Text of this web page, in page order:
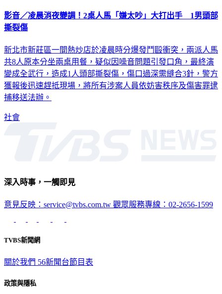
影音／凌晨消夜變調！2桌人馬「嫌太吵」大打出手 1男頭部
撕裂傷
新北市新莊區一間熱炒店於凌晨時分爆發鬥毆衝突，兩派人馬
共8人原本分坐兩桌用餐，疑似因噪音問題引發口角，最終演
變成全武行，造成1人頭部撕裂傷，傷口過深需縫合3針，警方
獲報後迅速趕抵現場，將所有涉案人員依妨害秩序及傷害罪逮
捕移送法辦。
社會
深入時事，一觸即見
意見反映：service@tvbs.com.tw 觀眾服務專線：02-2656-1599
TVBS新聞網
關於我們 56新聞台節目表
政策與隱私